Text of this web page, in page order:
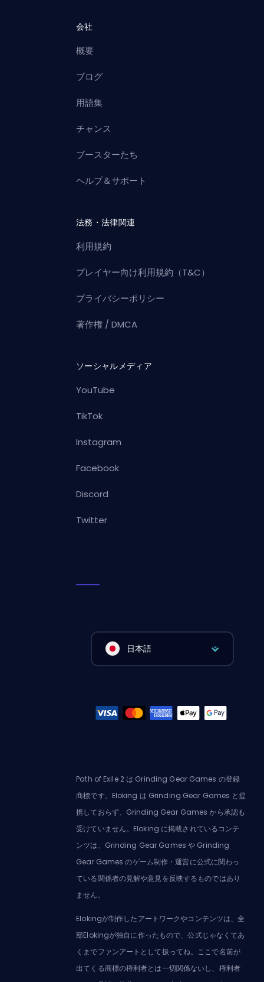
会社
概要
ブログ
用語集
チャンス
ブースターたち
ヘルプ＆サポート
法務・法律関連
利用規約
プレイヤー向け利用規約（T&C）
プライバシーポリシー
著作権 / DMCA
ソーシャルメディア
YouTube
TikTok
Instagram
Facebook
Discord
Twitter
日本語
Path of Exile 2 は Grinding Gear Games の登録
商標です。Eloking は Grinding Gear Games と提
携しておらず、Grinding Gear Games から承認も
受けていません。Eloking に掲載されているコンテ
ンツは、Grinding Gear Games や Grinding
Gear Games のゲーム制作・運営に公式に関わっ
ている関係者の見解や意見を反映するものではあり
ません。
Elokingが制作したアートワークやコンテンツは、全
部Elokingが独自に作ったもので、公式じゃなくてあ
くまでファンアートとして扱ってね。ここで名前が
出てくる商標の権利者とは一切関係ないし、権利者